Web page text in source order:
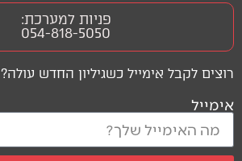
רוצים לקבל אימייל כשגיליון החדש עולה?
אימייל
פניות למערכת:
054-818-5050